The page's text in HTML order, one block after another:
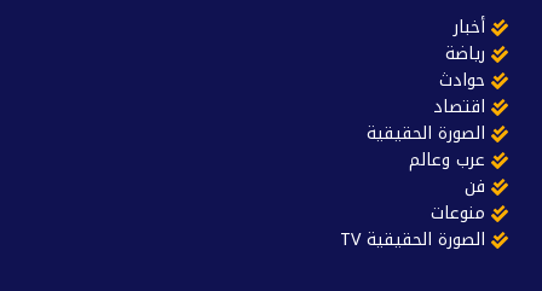
أخبار
رياضة
حوادث
اقتصاد
الصورة الحقيقية
عرب وعالم
فن
منوعات
الصورة الحقيقية TV